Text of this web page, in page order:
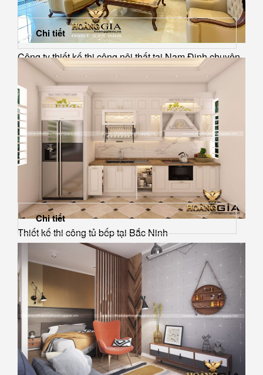
Công ty thiết kế thi công nội thất tại Nam Định chuyên
nghiệp
Chi tiết
Thiết kế thi công tủ bếp tại Bắc Ninh
Chi tiết